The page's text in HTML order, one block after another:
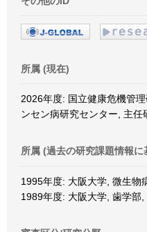
所属 (現在)
2026年度: 国立健康危機管
ンセン病研究センター, 主任
所属 (過去の研究課題情報に
1995年度: 大阪大学, 微生物
1989年度: 大阪大学, 歯学部,